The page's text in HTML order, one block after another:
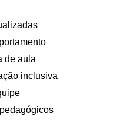
de aula
inclusiva